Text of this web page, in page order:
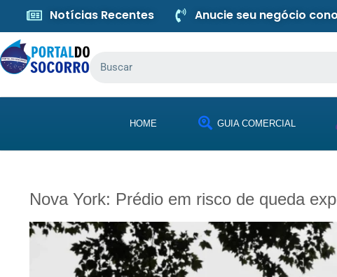
Notícias Recentes Anucie seu negócio
HOME GUIA COMERCIAL
Nova York: Prédio em risco de queda